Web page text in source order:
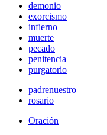
demonio
exorcismo
infierno
muerte
pecado
penitencia
purgatorio
padrenuestro
rosario
Oración